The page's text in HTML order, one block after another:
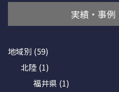
実績・事例
地域別 (59)
北陸 (1)
福井県 (1)